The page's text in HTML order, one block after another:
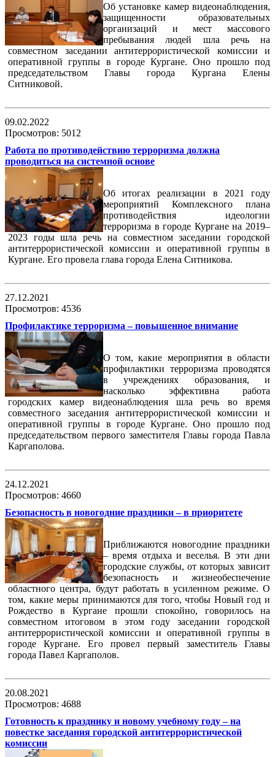
Об установке камер видеонаблюдения,
защищенности образовательных
организаций и мест массового
пребывания людей шла речь на
совместном заседании антитеррористической комиссии и
оперативной группы в городе Кургане. Оно прошло под
председательством Главы города Кургана Елены
Ситниковой.
09.02.2022
Просмотров: 5012
Работа по противодействию терроризма должна
проводиться на системной основе
Об итогах реализации в 2021 году
мероприятий Комплексного плана
противодействия идеологии
терроризма в городе Кургане на 2019–
2023 годы шла речь на совместном заседании городской
антитеррористической комиссии и оперативной группы в
Кургане. Его провела глава города Елена Ситникова.
27.12.2021
Просмотров: 4536
Профилактике терроризма – повышенное внимание
О том, какие мероприятия в области
профилактики терроризма проводятся
в учреждениях образования, и
насколько эффективна работа
городских камер видеонаблюдения шла речь во время
совместного заседания антитеррористической комиссии и
оперативной группы в городе Кургане. Оно прошло под
председательством первого заместителя Главы города Павла
Каргаполова.
24.12.2021
Просмотров: 4660
Безопасность в новогодние праздники – в приоритете
Приближаются новогодние праздники
– время отдыха и веселья. В эти дни
городские службы, от которых зависит
безопасность и жизнеобеспечение
областного центра, будут работать в усиленном режиме. О
том, какие меры принимаются для того, чтобы Новый год и
Рождество в Кургане прошли спокойно, говорилось на
совместном итоговом в этом году заседании городской
антитеррористической комиссии и оперативной группы в
городе Кургане. Его провел первый заместитель Главы
города Павел Каргаполов.
20.08.2021
Просмотров: 4688
Готовность к празднику и новому учебному году – на
повестке заседания городской антитеррористической
комиссии